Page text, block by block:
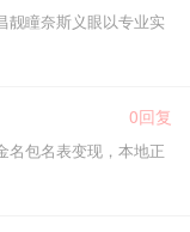
靓瞳奈斯义眼以专业实
0回复
名包名表变现，本地正